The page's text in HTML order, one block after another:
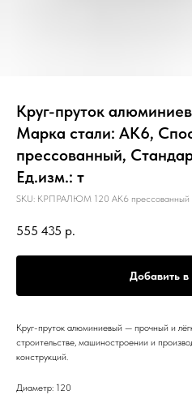
Круг-пруток
Марка стали: АК6,
прессованный,
Ед.изм.: т
SKU: КРПРАЛЮМ 120 АК6
555 435 р.
Добавить в
Круг-пруток алюминиевый — прочный и
строительстве, машиностроении и
конструкций.
Диаметр: 120